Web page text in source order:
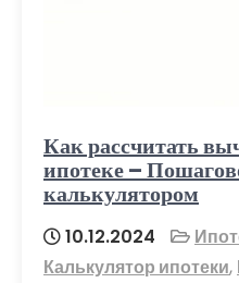
Как рассчитать
ипотеке –
калькулятором
10.12.2024
Калькулятор ипотеки,